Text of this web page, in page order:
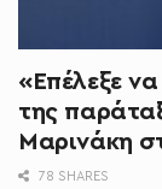
«Επέλεξε να
της
Μαρινάκη
78 SHARES